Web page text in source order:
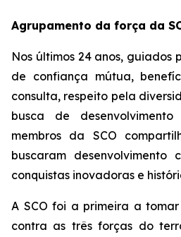
Agrupamento da força da
Nos últimos 24 anos, guiados
de confiança mútua,
consulta, respeito pela
busca de
membros da SCO
buscaram desenvolvimento
conquistas inovadoras e
A SCO foi a primeira a
contra as três forças do